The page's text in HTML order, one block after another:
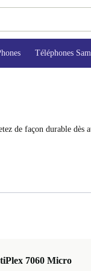
Téléphones
de façon durable dès
7060 Micro